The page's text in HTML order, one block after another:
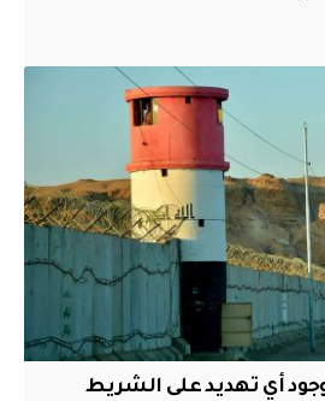
أي تهديد على الشريط